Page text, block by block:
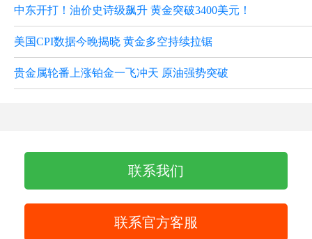
中东开打！油价史诗级飙升 黄金突破3400美元！
美国CPI数据今晚揭晓 黄金多空持续拉锯
贵金属轮番上涨铂金一飞冲天 原油强势突破
联系我们
联系官方客服